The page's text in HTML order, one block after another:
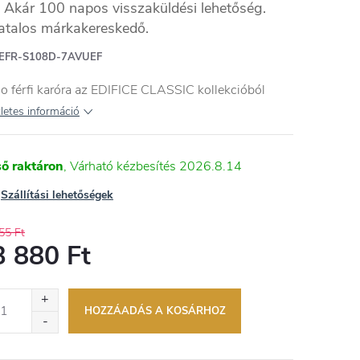
Akár 100 napos visszaküldési lehetőség.
márkakereskedő.
EFR-S108D-7AVUEF
férfi karóra az EDIFICE CLASSIC kollekcióból
információ
raktáron 2026.8.14
Szállítási lehetőségek
Ft
880 Ft
HOZZÁADÁS A KOSÁRHOZ